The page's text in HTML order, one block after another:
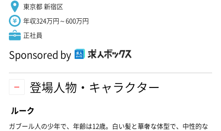
東京都 新宿区
年収324万円～600万円
正社員
Sponsored by
登場人物・キャラクター
ルーク
ガブール人の少年で、年齢は12歳。白い髪と華奢な体型で、中性的な